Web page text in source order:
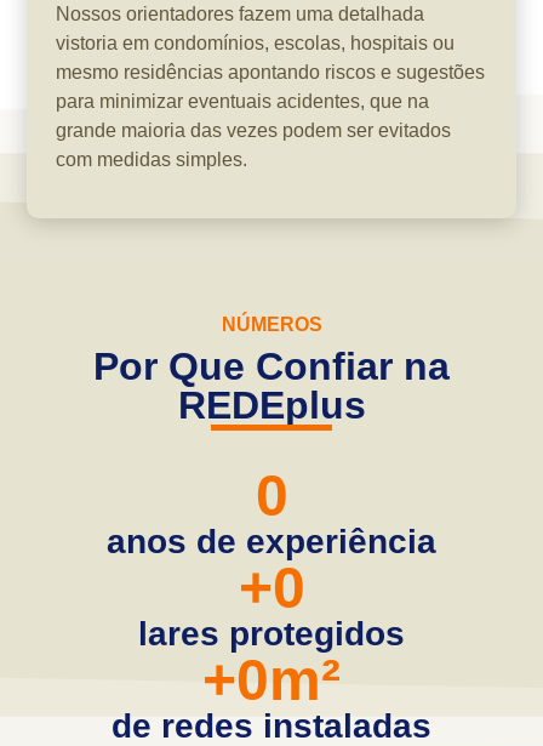
Nossos orientadores fazem uma detalhada
vistoria em condomínios, escolas, hospitais ou
mesmo residências apontando riscos e sugestões
para minimizar eventuais acidentes, que na
grande maioria das vezes podem ser evitados
com medidas simples.
NÚMEROS
Por Que Confiar na
REDEplus
anos de experiência
0
lares protegidos
+0
de redes instaladas
+0m²